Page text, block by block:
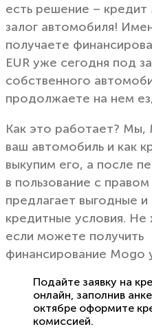
есть решение –
залог автомобиля!
получаете
EUR уже сегодня под
собственного
продолжаете на нем
Как это работает?
ваш автомобиль и как
выкупим его, а после
в пользование с
предлагает выгодные и
кредитные условия. Не
если можете получить
финансирование Mogo
Подайте заявку на
онлайн, заполнив
октябре оформите
комиссией.